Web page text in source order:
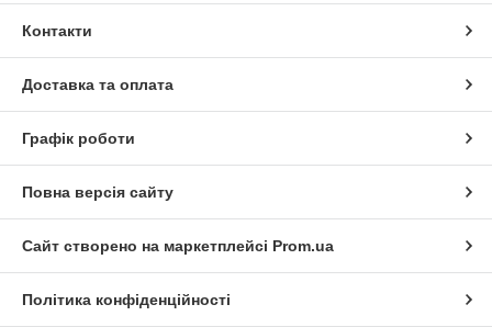
Контакти
Доставка та оплата
Графік роботи
Повна версія сайту
Сайт створено на маркетплейсі Prom.ua
Політика конфіденційності